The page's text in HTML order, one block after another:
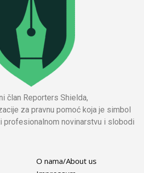
član Reporters Shielda,
za pravnu pomoć koja je simbol
profesionalnom novinarstvu i slobodi
O nama/About us